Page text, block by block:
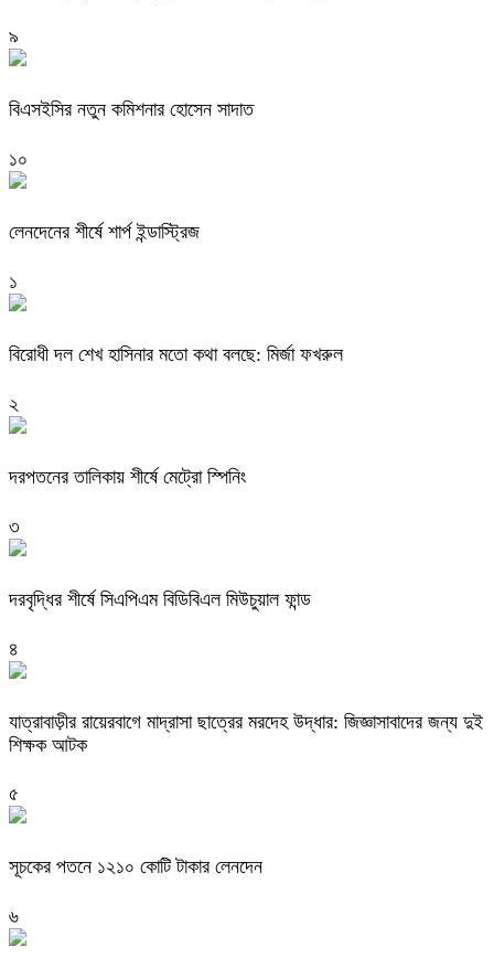
৯
বিএসইসির নতুন কমিশনার হোসেন সাদাত
১০
লেনদেনের শীর্ষে শার্প ইন্ডাস্ট্রিজ
১
বিরোধী দল শেখ হাসিনার মতো কথা বলছে: মির্জা ফখরুল
২
দরপতনের তালিকায় শীর্ষে মেট্রো স্পিনিং
৩
দরবৃদ্ধির শীর্ষে সিএপিএম বিডিবিএল মিউচুয়াল ফান্ড
৪
যাত্রাবাড়ীর রায়েরবাগে মাদ্রাসা ছাত্রের মরদেহ উদ্ধার: জিজ্ঞাসাবাদের জন্য দুই
শিক্ষক আটক
৫
সূচকের পতনে ১২১০ কোটি টাকার লেনদেন
৬